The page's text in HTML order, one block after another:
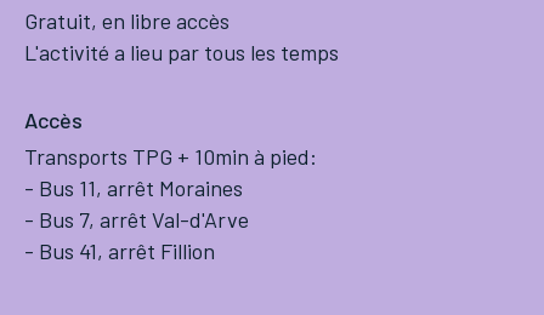
Gratuit, en libre accès
L'activité a lieu par tous les temps
Accès
Transports TPG + 10min à pied:
- Bus 11, arrêt Moraines
- Bus 7, arrêt Val-d'Arve
- Bus 41, arrêt Fillion